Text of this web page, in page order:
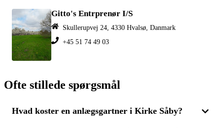
Gitto's Entrprenør I/S
Skullerupvej 24, 4330 Hvalsø, Danmark
+45 51 74 49 03
Ofte stillede spørgsmål
Hvad koster en anlægsgartner i Kirke Såby?